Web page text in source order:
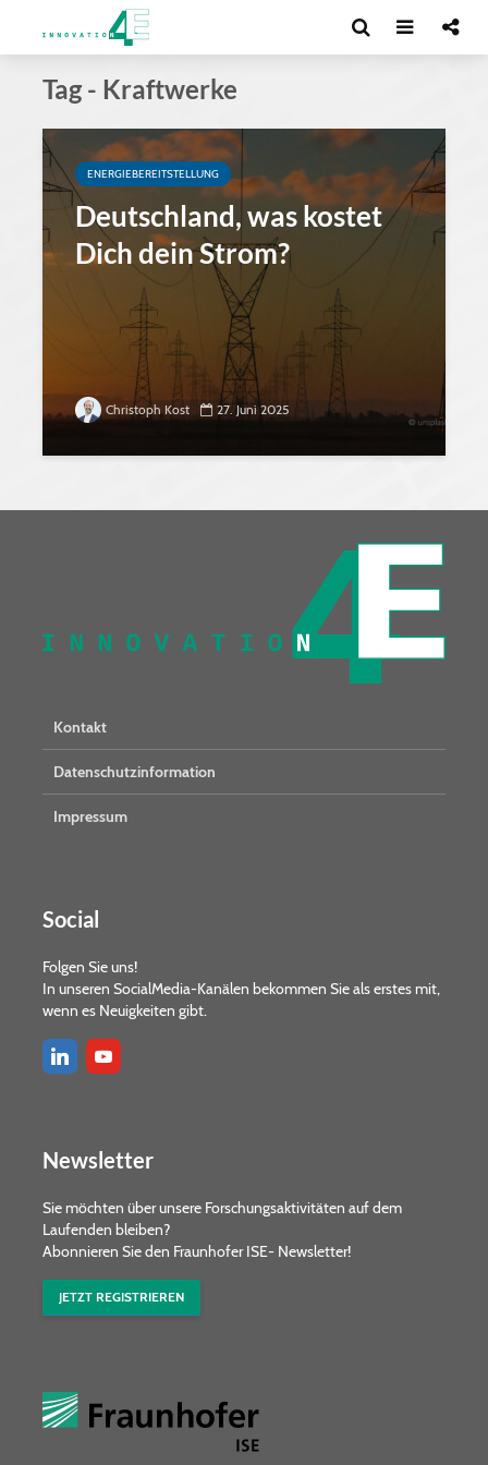
Tag - Kraftwerke
ENERGIEBEREITSTELLUNG
Deutschland, was kostet
Dich dein Strom?
Christoph Kost 27. Juni 2025
Kontakt
Datenschutzinformation
Impressum
Social
Folgen Sie uns!
In unseren SocialMedia-Kanälen bekommen Sie als erstes mit,
wenn es Neuigkeiten gibt.
Newsletter
Sie möchten über unsere Forschungs­aktivitäten auf dem
Laufenden bleiben?
Abonnieren Sie den Fraunhofer ISE- Newsletter!
JETZT REGISTRIEREN